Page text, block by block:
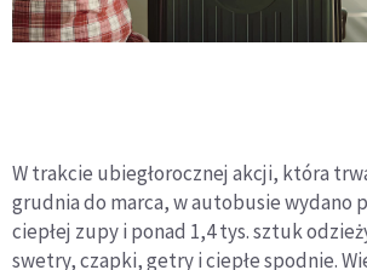
W trakcie ubiegłorocznej akcji, która
grudnia do marca, w autobusie wydano
ciepłej zupy i ponad 1,4 tys. sztuk
swetry, czapki, getry i ciepłe spodnie.